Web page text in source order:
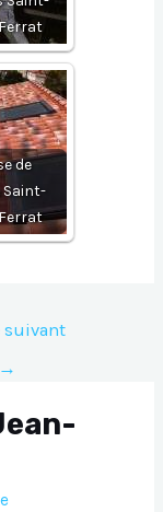
de
suivant
→